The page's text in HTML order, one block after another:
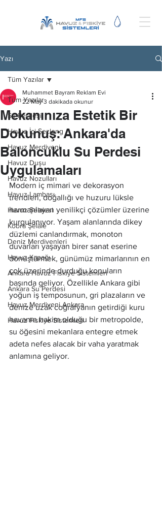
Yazı
Tüm Yazılar
Su Perdesi
Havuz İçi Şezlong
Havuz Merdiveni
Havuz Duşu
Havuz Nozulları
Havuz Lambası
Havuz Şelalesi
Kobra Şelale
Deniz Merdivenleri
Havuz Kapağı
Ankara Havuz Fıskiye Sistemleri
Ankara Su Perdesi
Havuz Merdiveni Ankara
Havuz Fıskiye Sistemleri
Tüm Yazılar
Mekanınıza Estetik Bir
Dokunuş: Ankara'da
Baloncuklu Su Perdesi
Uygulamaları
Muhammet Bayram Reklam Evi
22 May 3 dakikada okunur
Modern iç mimari ve dekorasyon
trendleri, doğallığı ve huzuru lüksle
harmanlayan yenilikçi çözümler üzerine
kurgulanıyor. Yaşam alanlarında dikey
düzlemi canlandırmak, monoton
duvarları yaşayan birer sanat eserine
dönüştürmek, günümüz mimarlarının en
çok üzerinde durduğu konuların
başında geliyor. Özellikle Ankara gibi
yoğun iş temposunun, gri plazaların ve
denize uzak coğrafyanın getirdiği kuru
havanın hakim olduğu bir metropolde,
su öğesini mekanlara entegre etmek
adeta nefes alacak bir vaha yaratmak
anlamına geliyor.